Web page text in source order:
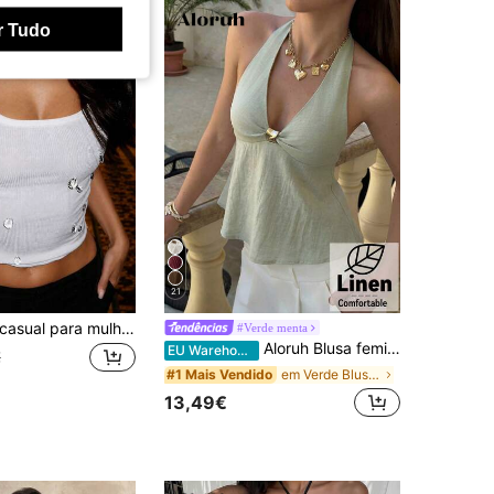
Top camisola casual para mulher sem mangas, decote quadrado, com strass, corte slim, branco de verão, estilo aesthetic
21
#Verde menta
EU Warehouse Aloruh Blusa feminina de linho com detalhe metálico na cintura e modelagem evasê, ideal para a primavera/verão.
#1 Mais Vendido em Verde Blusas versáteis para o dia a dia
13,49€
Tudo